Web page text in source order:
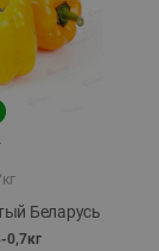
кг
Беларусь
0,7кг